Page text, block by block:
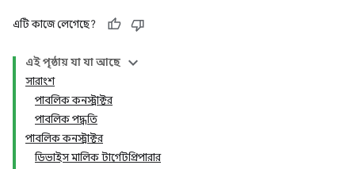
এটি কাজে লেগেছে?
এই পৃষ্ঠায় যা যা আছে
সারাংশ
পাবলিক কনস্ট্রাক্টর
পাবলিক পদ্ধতি
পাবলিক কনস্ট্রাক্টর
ডিভাইস মালিক টার্গেটপ্রিপারার